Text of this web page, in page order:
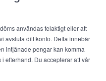
användas felaktigt eller att
avsluta ditt konto. Detta innebär
intjänade pengar kan komma
efterhand. Du accepterar att vår